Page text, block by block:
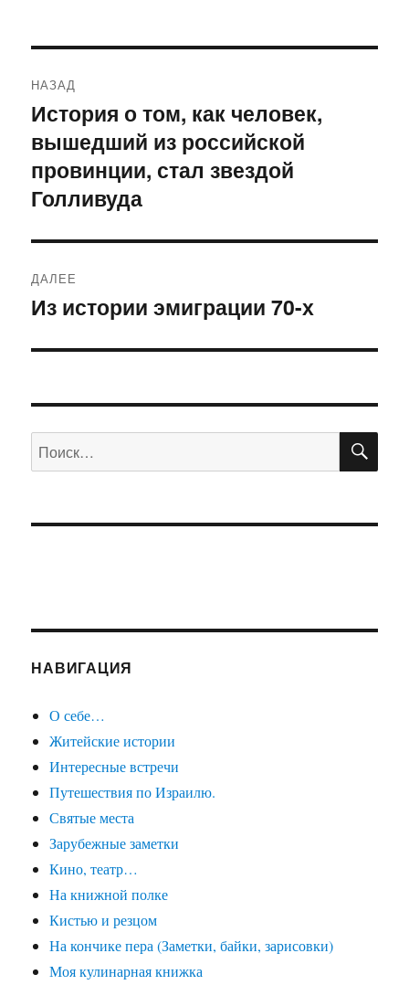
по
записям
НАЗАД
Предыдущая
запись:
История о том, как человек,
вышедший из российской
провинции, стал звездой
Голливуда
ДАЛЕЕ
Следующая
Из истории эмиграции 70-х
Искать:
НАВИГАЦИЯ
О себе…
Житейские истории
Интересные встречи
Путешествия по Израилю.
Святые места
Зарубежные заметки
Кино, театр…
На книжной полке
Кистью и резцом
На кончике пера (Заметки, байки, зарисовки)
Моя кулинарная книжка